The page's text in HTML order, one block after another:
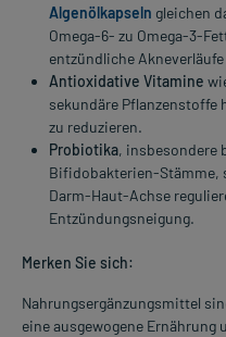
Algenölkapseln gleichen
Omega-6- zu Omega-3-
entzündliche
Antioxidative Vitamine
sekundäre Pflanzenstoffe
zu reduzieren.
Probiotika, insbesondere
Bifidobakterien-Stämme,
Darm-Haut-Achse
Entzündungsneigung.
Merken Sie sich:
Nahrungsergänzungsmittel
eine ausgewogene